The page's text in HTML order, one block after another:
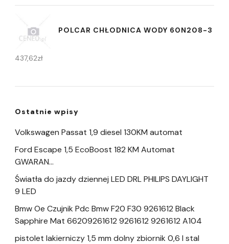
POLCAR CHŁODNICA WODY 60N208-3
437,62zł
Ostatnie wpisy
Volkswagen Passat 1,9 diesel 130KM automat
Ford Escape 1,5 EcoBoost 182 KM Automat
GWARAN…
Światła do jazdy dziennej LED DRL PHILIPS DAYLIGHT
9 LED
Bmw Oe Czujnik Pdc Bmw F20 F30 9261612 Black
Sapphire Mat 66209261612 9261612 9261612 A104
pistolet lakierniczy 1,5 mm dolny zbiornik 0,6 l stal